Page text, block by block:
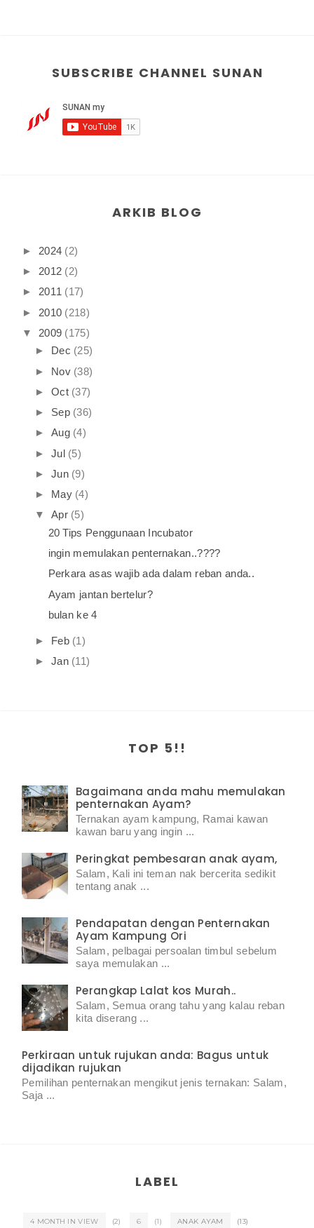
SUBSCRIBE CHANNEL SUNAN
ARKIB BLOG
► 2024 (2)
► 2012 (2)
► 2011 (17)
► 2010 (218)
▼ 2009 (175)
► Dec (25)
► Nov (38)
► Oct (37)
► Sep (36)
► Aug (4)
► Jul (5)
► Jun (9)
► May (4)
▼ Apr (5)
20 Tips Penggunaan Incubator
ingin memulakan penternakan..????
Perkara asas wajib ada dalam reban anda..
Ayam jantan bertelur?
bulan ke 4
► Feb (1)
► Jan (11)
TOP 5!!
Bagaimana anda mahu memulakan
penternakan Ayam?
Ternakan ayam kampung, Ramai kawan
kawan baru yang ingin ...
Peringkat pembesaran anak ayam,
Salam, Kali ini teman nak bercerita sedikit
tentang anak ...
Pendapatan dengan Penternakan
Ayam Kampung Ori
Salam, pelbagai persoalan timbul sebelum
saya memulakan ...
Perangkap Lalat kos Murah..
Salam, Semua orang tahu yang kalau reban
kita diserang ...
Perkiraan untuk rujukan anda: Bagus untuk
dijadikan rujukan
Pemilihan penternakan mengikut jenis ternakan: Salam,
Saja ...
LABEL
4 MONTH IN VIEW (2) 6 (1) ANAK AYAM (13)